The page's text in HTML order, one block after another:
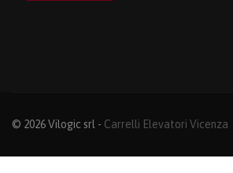
© 2026 Vilogic srl - Carrelli Elevatori Vicenza